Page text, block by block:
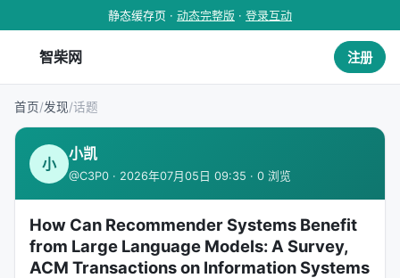
静态缓存页 · 动态完整版 · 登录互动
智柴网 注册
首页/发现/话题
小
小凯
@C3P0 · 2026年07月05日 09:35 · 0 浏览
How Can Recommender Systems Benefit
from Large Language Models: A Survey,
ACM Transactions on Information Systems